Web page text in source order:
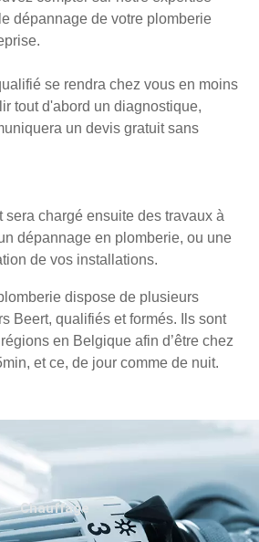
dépannage de votre plomberie
se rendra chez vous en moins
tout d'abord un diagnostique,
un devis gratuit sans
sera chargé ensuite des travaux à
dépannage en plomberie, ou une
de vos installations.
dispose de plusieurs
Beert, qualifiés et formés. Ils sont
en Belgique afin d’être chez
et ce, de jour comme de nuit.
Chauffage